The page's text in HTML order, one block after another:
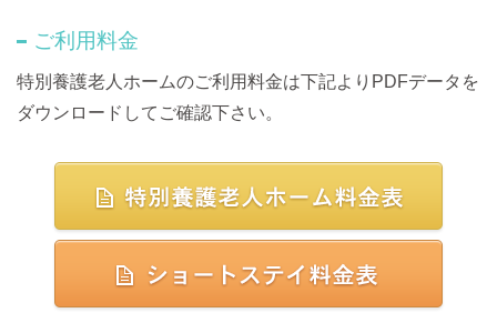
ご利用料金
特別養護老人ホームのご利用料金は下記よりPDFデータを
ダウンロードしてご確認下さい。